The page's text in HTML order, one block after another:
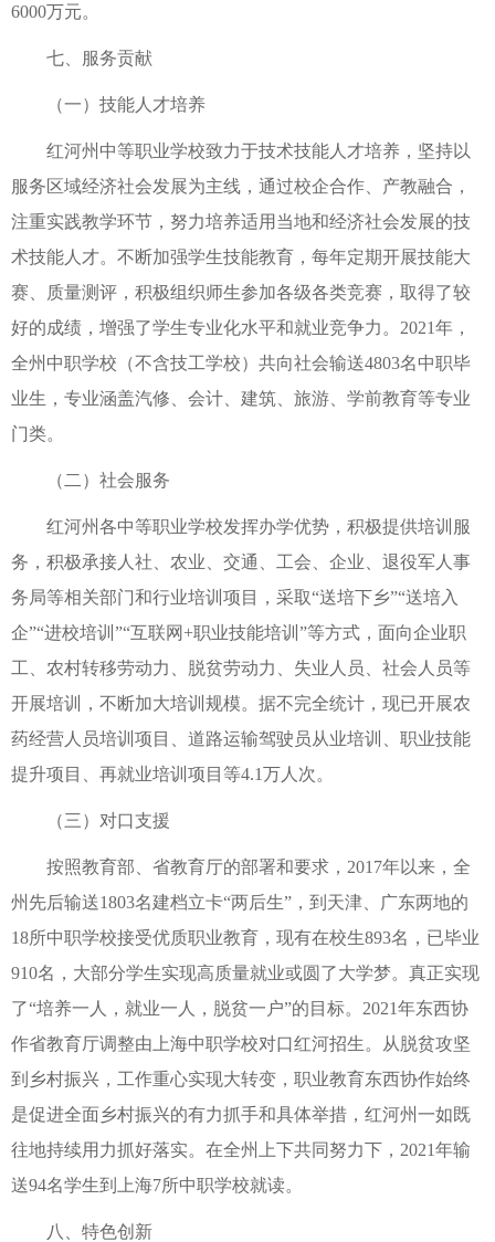
6000万元。
七、服务贡献
（一）技能人才培养
红河州中等职业学校致力于技术技能人才培养，坚持以
服务区域经济社会发展为主线，通过校企合作、产教融合，
注重实践教学环节，努力培养适用当地和经济社会发展的技
术技能人才。不断加强学生技能教育，每年定期开展技能大
赛、质量测评，积极组织师生参加各级各类竞赛，取得了较
好的成绩，增强了学生专业化水平和就业竞争力。2021年，
全州中职学校（不含技工学校）共向社会输送4803名中职毕
业生，专业涵盖汽修、会计、建筑、旅游、学前教育等专业
门类。
（二）社会服务
红河州各中等职业学校发挥办学优势，积极提供培训服
务，积极承接人社、农业、交通、工会、企业、退役军人事
务局等相关部门和行业培训项目，采取“送培下乡”“送培入
企”“进校培训”“互联网+职业技能培训”等方式，面向企业职
工、农村转移劳动力、脱贫劳动力、失业人员、社会人员等
开展培训，不断加大培训规模。据不完全统计，现已开展农
药经营人员培训项目、道路运输驾驶员从业培训、职业技能
提升项目、再就业培训项目等4.1万人次。
（三）对口支援
按照教育部、省教育厅的部署和要求，2017年以来，全
州先后输送1803名建档立卡“两后生”，到天津、广东两地的
18所中职学校接受优质职业教育，现有在校生893名，已毕业
910名，大部分学生实现高质量就业或圆了大学梦。真正实现
了“培养一人，就业一人，脱贫一户”的目标。2021年东西协
作省教育厅调整由上海中职学校对口红河招生。从脱贫攻坚
到乡村振兴，工作重心实现大转变，职业教育东西协作始终
是促进全面乡村振兴的有力抓手和具体举措，红河州一如既
往地持续用力抓好落实。在全州上下共同努力下，2021年输
送94名学生到上海7所中职学校就读。
八、特色创新